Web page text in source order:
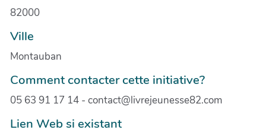
82000
Ville
Montauban
Comment contacter cette initiative?
05 63 91 17 14 - contact@livrejeunesse82.com
Lien Web si existant